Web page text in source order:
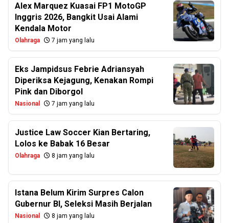
Alex Marquez Kuasai FP1 MotoGP
Inggris 2026, Bangkit Usai Alami
Kendala Motor
Olahraga 7 jam yang lalu
Eks Jampidsus Febrie Adriansyah
Diperiksa Kejagung, Kenakan Rompi
Pink dan Diborgol
Nasional 7 jam yang lalu
Justice Law Soccer Kian Bertaring,
Lolos ke Babak 16 Besar
Olahraga 8 jam yang lalu
Istana Belum Kirim Surpres Calon
Gubernur BI, Seleksi Masih Berjalan
Nasional 8 jam yang lalu